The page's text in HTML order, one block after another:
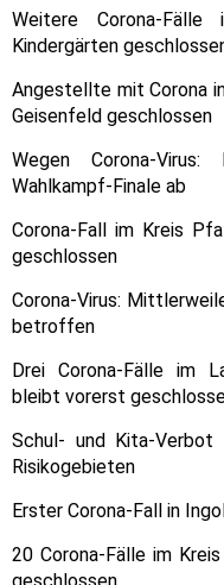
Weitere Corona-
Kindergärten
Angestellte mit Corona
Geisenfeld geschlossen
Wegen Corona-
Wahlkampf-Finale ab
Corona-Fall im Kreis
geschlossen
Corona-Virus:
betroffen
Drei Corona-Fälle im
bleibt vorerst
Schul- und Kita-Verbot
Risikogebieten
Erster Corona-Fall in
20 Corona-Fälle im